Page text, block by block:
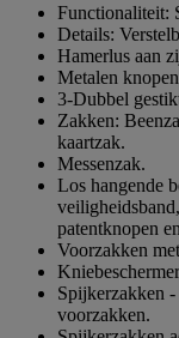
sterren.
Functionaliteit:
Details:
Hamerlus aan
Metalen
3-Dubbel
Zakken:
kaartzak.
Messenzak.
Los hangende
patentknopen
Voorzakken
Spijkerzakken
voorzakken.